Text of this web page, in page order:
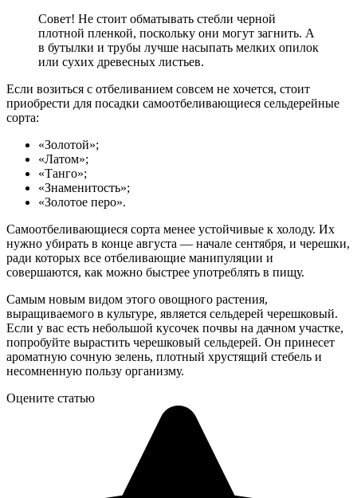
Совет! Не стоит обматывать стебли черной
плотной пленкой, поскольку они могут загнить. А
в бутылки и трубы лучше насыпать мелких опилок
или сухих древесных листьев.
Если возиться с отбеливанием совсем не хочется, стоит
приобрести для посадки самоотбеливающиеся сельдерейные
сорта:
«Золотой»;
«Латом»;
«Танго»;
«Знаменитость»;
«Золотое перо».
Самоотбеливающиеся сорта менее устойчивые к холоду. Их
нужно убирать в конце августа — начале сентября, и черешки,
ради которых все отбеливающие манипуляции и
совершаются, как можно быстрее употреблять в пищу.
Самым новым видом этого овощного растения,
выращиваемого в культуре, является сельдерей черешковый.
Если у вас есть небольшой кусочек почвы на дачном участке,
попробуйте вырастить черешковый сельдерей. Он принесет
ароматную сочную зелень, плотный хрустящий стебель и
несомненную пользу организму.
Оцените статью